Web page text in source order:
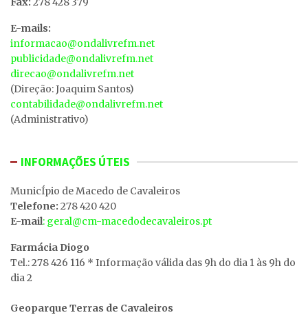
E-mails:
informacao@ondalivrefm.net
publicidade@ondalivrefm.net
direcao@ondalivrefm.net
(Direção: Joaquim Santos)
contabilidade@ondalivrefm.net
(Administrativo)
INFORMAÇÕES ÚTEIS
MunicÍpio de Macedo de Cavaleiros
Telefone: 278 420 420
E-mail: geral@cm-macedodecavaleiros.pt
Farmácia Diogo
Tel.: 278 426 116 * Informação válida das 9h do dia 1 às 9h do
dia 2
Geoparque Terras de Cavaleiros